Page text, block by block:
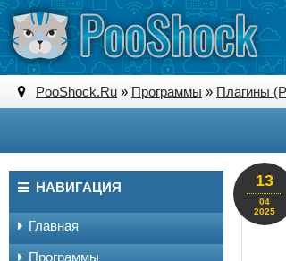
PooShock.Ru » Программы » Плагины
13
04
2025
НАВИГАЦИЯ
Главная
Программы